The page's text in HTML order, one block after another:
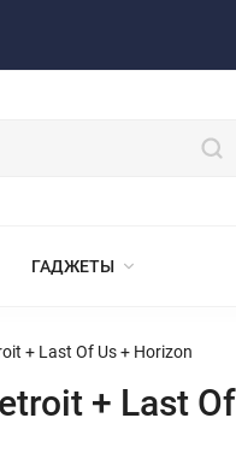
ГАДЖЕТЫ
+ Last Of Us + Horizon
+ Last